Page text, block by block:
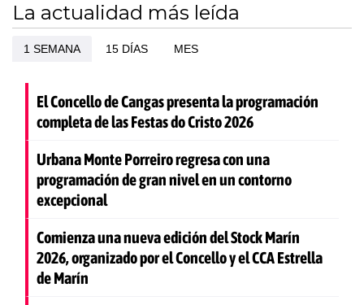
La actualidad más leída
1 SEMANA 15 DÍAS MES
El Concello de Cangas presenta la programación
completa de las Festas do Cristo 2026
Urbana Monte Porreiro regresa con una
programación de gran nivel en un contorno
excepcional
Comienza una nueva edición del Stock Marín
2026, organizado por el Concello y el CCA Estrella
de Marín